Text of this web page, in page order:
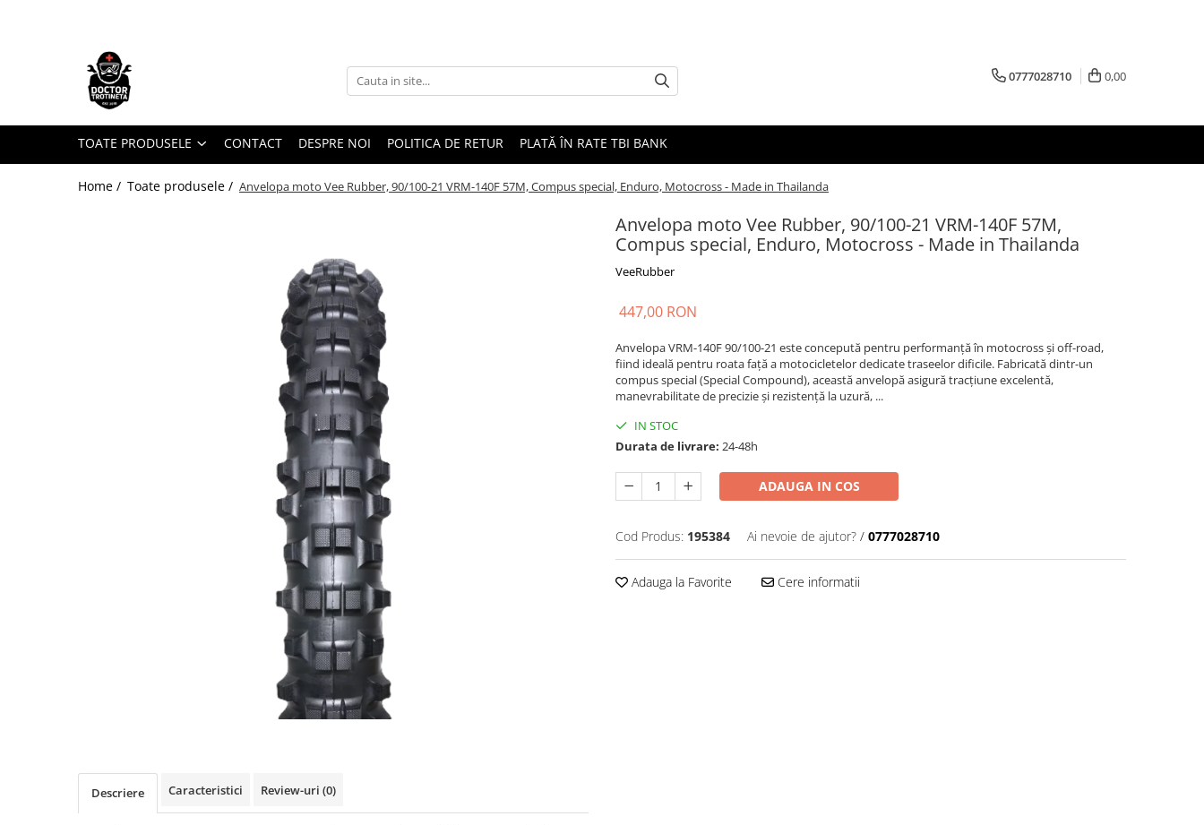
Toate Produsele
Piese de schimb
https://www.doctortrotineta.ro/electrica
Acceleratie
https://www.doctortrotineta.ro/cauciucuri-
0777028710 0,00
TOATE PRODUSELE CONTACT DESPRE NOI POLITICA DE RETUR PLATĂ ÎN RATE TBI BANK
Home / Toate produsele / Anvelopa moto Vee Rubber, 90/100-21 VRM-140F 57M, Compus special, Enduro, Motocross - Made in Thailanda
Anvelopa moto Vee Rubber, 90/100-21 VRM-140F 57M,
Compus special, Enduro, Motocross - Made in Thailanda
VeeRubber
447,00 RON
Anvelopa VRM-140F 90/100-21 este concepută pentru performanță în motocross și off-road,
fiind ideală pentru roata față a motocicletelor dedicate traseelor dificile. Fabricată dintr-un
compus special (Special Compound), această anvelopă asigură tracțiune excelentă,
manevrabilitate de precizie și rezistență la uzură, ...
IN STOC
Durata de livrare: 24-48h
ADAUGA IN COS
Cod Produs: 195384 Ai nevoie de ajutor? / 0777028710
Adauga la Favorite Cere informatii
Descriere Caracteristici Review-uri (0)